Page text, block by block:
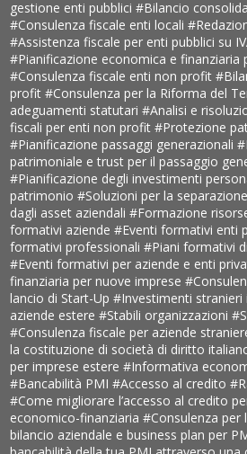
gestione enti pubblici#Bilancio
#Consulenza fiscale enti locali
#Assistenza fiscale per enti pubblici su
#Pianificazione economica e finanziaria
#Consulenza fiscale enti non profit
profit#Consulenza per la Riforma del
adeguamenti statutari#Analisi e
fiscali per enti non profit#Protezione
#Pianificazione passaggi generazionali
patrimoniale e trust per il passaggio
#Pianificazione degli investimenti
patrimonio#Soluzioni per la
dagli asset aziendali#Formazione
formativi aziende#Eventi formativi enti
formativi professionali#Piani formativi
#Eventi formativi per aziende e enti
finanziaria per nuove imprese
lancio di Start-Up#Investimenti
aziende estere#Stabili organizzazioni
#Consulenza fiscale per aziende
la costituzione di società di diritto
per imprese estere#Informativa
#Bancabilità PMI#Accesso al credito
#Come migliorare l’accesso al credito
economico-finanziaria#Consulenza per
bilancio aziendale e business plan per